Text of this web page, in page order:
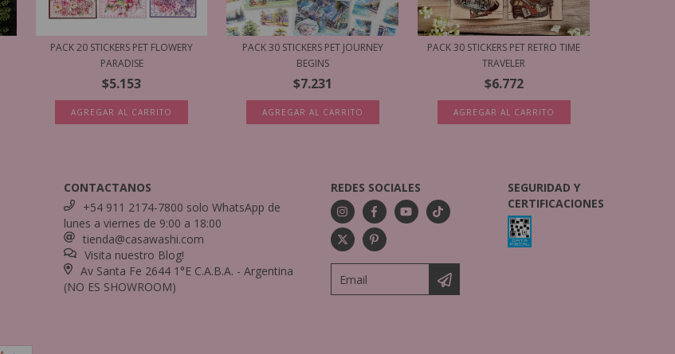
PACK 20 STICKERS PET FLOWERY
PARADISE
$5.153
AGREGAR AL CARRITO
PACK 30 STICKERS PET JOURNEY
BEGINS
$7.231
AGREGAR AL CARRITO
PACK 30 STICKERS PET RETRO TIME
TRAVELER
$6.772
AGREGAR AL CARRITO
CONTACTANOS
+54 911 2174-7800 solo WhatsApp de
lunes a viernes de 9:00 a 18:00
tienda@casawashi.com
Visita nuestro Blog!
Av Santa Fe 2644 1°E C.A.B.A. - Argentina
(NO ES SHOWROOM)
REDES SOCIALES
SEGURIDAD Y
CERTIFICACIONES